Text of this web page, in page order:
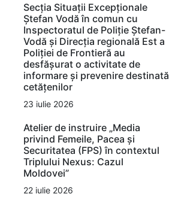
Secția Situații Excepționale
Ștefan Vodă în comun cu
Inspectoratul de Poliție Ștefan-
Vodă și Direcția regională Est a
Poliției de Frontieră au
desfășurat o activitate de
informare și prevenire destinată
cetățenilor
23 iulie 2026
Atelier de instruire „Media
privind Femeile, Pacea și
Securitatea (FPS) în contextul
Triplului Nexus: Cazul
Moldovei”
22 iulie 2026